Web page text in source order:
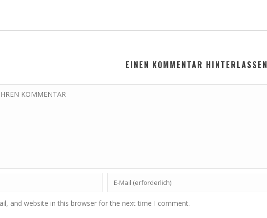
EINEN KOMMENTAR HINTERLASSEN
and website in this browser for the next time I comment.